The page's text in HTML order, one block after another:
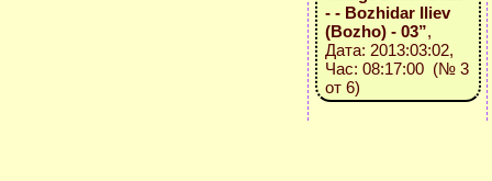
- - Bozhidar Iliev
(Bozho) - 03”,
Дата: 2013:03:02,
Час: 08:17:00 (№ 3
от 6)